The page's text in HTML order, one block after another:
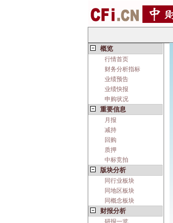
概览
行情首页
财务分析指标
业绩预告
业绩快报
申购状况
重要信息
月报
减持
回购
质押
中标竞拍
版块分析
同行业板块
同地区板块
同概念板块
财报分析
研报一览